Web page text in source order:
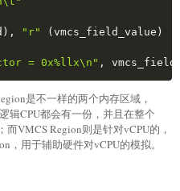
) , "r" (vmcs_field_value )
= 0x%llx\n" ,
是不一样的两个内存区域，
辑CPU都会有一份，并且在整个
VMCS Region则是针对vCPU的，
，用于辅助硬件对vCPU的模拟。